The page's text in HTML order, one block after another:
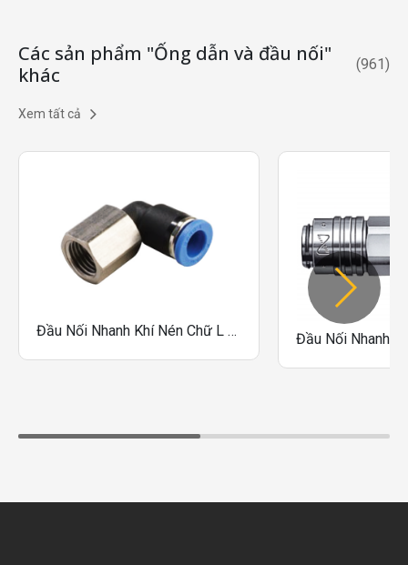
Các sản phẩm "Ống dẫn và đầu nối"
khác
(961)
Xem tất cả
Đầu Nối Nhanh Khí Nén Chữ L Sang A One-Touch Fittings Dòng GPLF-G